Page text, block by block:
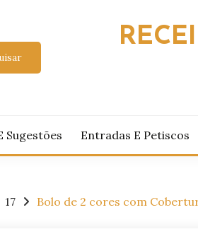
Sugestões Entradas E Petiscos
17 Bolo de 2 cores com